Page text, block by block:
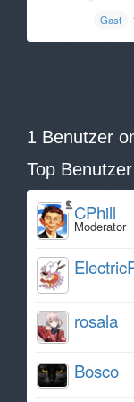
Gast
1 Benutzer
Top Benutzer
CPhill
Moderator
rosala
Bosco